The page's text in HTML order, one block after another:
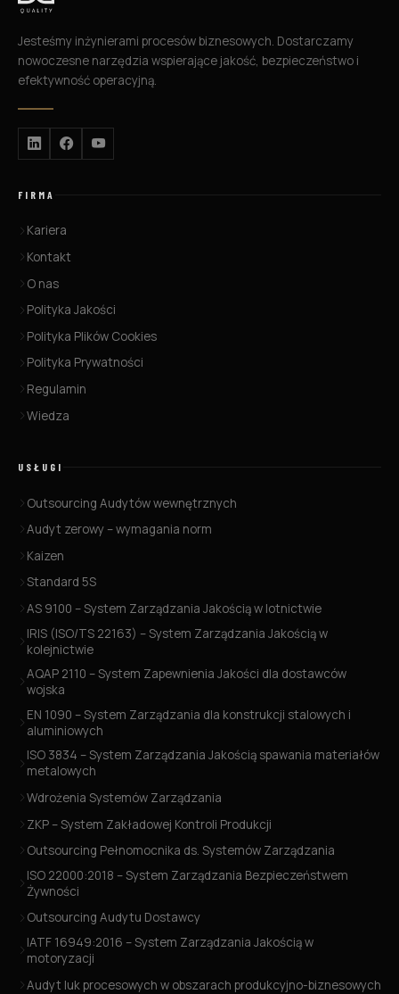
Jesteśmy inżynierami procesów biznesowych. Dostarczamy
nowoczesne narzędzia wspierające jakość, bezpieczeństwo i
efektywność operacyjną.
FIRMA
Kariera
Kontakt
O nas
Polityka Jakości
Polityka Plików Cookies
Polityka Prywatności
Regulamin
Wiedza
USŁUGI
Outsourcing Audytów wewnętrznych
Audyt zerowy – wymagania norm
Kaizen
Standard 5S
AS 9100 – System Zarządzania Jakością w lotnictwie
IRIS (ISO/TS 22163) – System Zarządzania Jakością w
kolejnictwie
AQAP 2110 – System Zapewnienia Jakości dla dostawców
wojska
EN 1090 – System Zarządzania dla konstrukcji stalowych i
aluminiowych
ISO 3834 – System Zarządzania Jakością spawania materiałów
metalowych
Wdrożenia Systemów Zarządzania
ZKP – System Zakładowej Kontroli Produkcji
Outsourcing Pełnomocnika ds. Systemów Zarządzania
ISO 22000:2018 – System Zarządzania Bezpieczeństwem
Żywności
Outsourcing Audytu Dostawcy
IATF 16949:2016 – System Zarządzania Jakością w
motoryzacji
Audyt luk procesowych w obszarach produkcyjno-biznesowych